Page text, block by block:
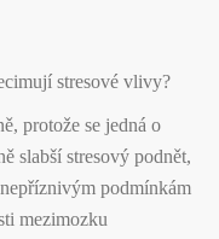
stresové vlivy?
protože se jedná o
slabší stresový podnět,
podmínkám
mezimozku